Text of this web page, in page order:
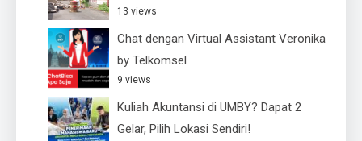
13 views
Chat dengan Virtual Assistant Veronika
by Telkomsel
9 views
Kuliah Akuntansi di UMBY? Dapat 2
Gelar, Pilih Lokasi Sendiri!